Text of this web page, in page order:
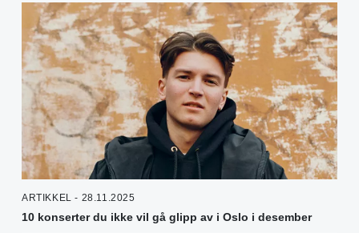
ARTIKKEL - 28.11.2025
10 konserter du ikke vil gå glipp av i Oslo i desember